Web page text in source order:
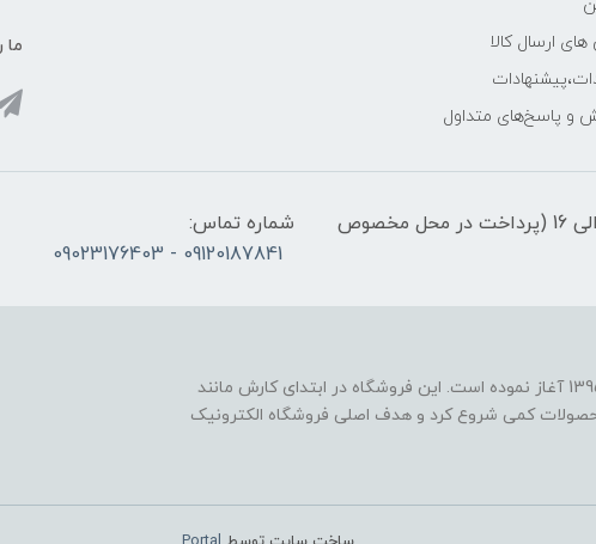
ارسال کالا
و پاسخ‌های متداول
ما
تحویل حضوری:با هماهنگی قبلی ساعت 10 الی 16 (پرداخت در محل مخصوص
شماره تماس:
09120187841 - 09023176403
فروشگاه الکترونیک سنتر ، فعالیتش را از سال 1395 آغاز نموده است. این فروشگاه در ابتدای کارش مانند
کمی شروع کرد و هدف اصلی فروشگاه الکترونیک